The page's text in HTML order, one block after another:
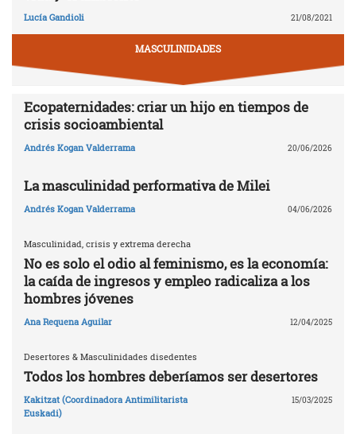
Lucía Gandioli 21/08/2021
MASCULINIDADES
Ecopaternidades: criar un hijo en tiempos de
crisis socioambiental
Andrés Kogan Valderrama 20/06/2026
La masculinidad performativa de Milei
Andrés Kogan Valderrama 04/06/2026
Masculinidad, crisis y extrema derecha
No es solo el odio al feminismo, es la economía:
la caída de ingresos y empleo radicaliza a los
hombres jóvenes
Ana Requena Aguilar 12/04/2025
Desertores & Masculinidades disedentes
Todos los hombres deberíamos ser desertores
Kakitzat (Coordinadora Antimilitarista
Euskadi)
15/03/2025